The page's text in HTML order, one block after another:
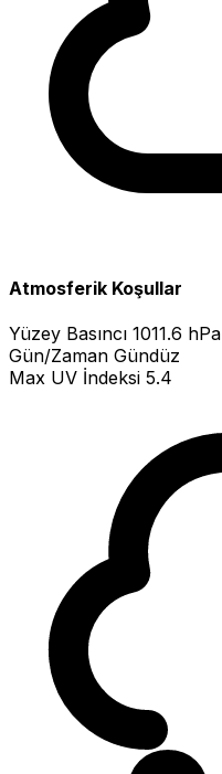
Atmosferik Koşullar
Yüzey Basıncı 1011.6 hPa
Gün/Zaman Gündüz
Max UV İndeksi 5.4